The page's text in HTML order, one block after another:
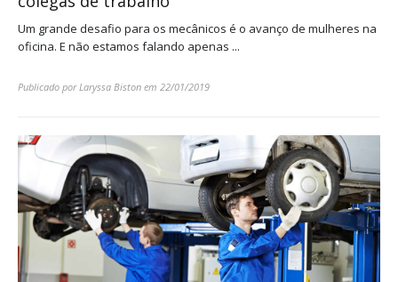
Um grande desafio para os mecânicos é o avanço de mulheres na
oficina. E não estamos falando apenas ...
Publicado porLaryssa Biston em 22/01/2019